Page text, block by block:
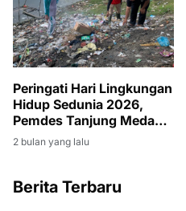
Peringati Hari Lingkungan
Hidup Sedunia 2026,
Pemdes Tanjung Medang
Gelar Gotong Royong
Massal
2 bulan yang lalu
Berita Terbaru